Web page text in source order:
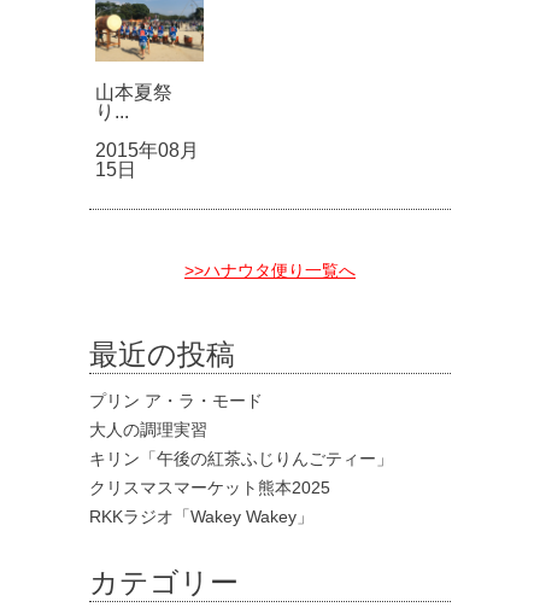
山本夏祭
り...
2015年08月
15日
>>ハナウタ便り一覧へ
最近の投稿
プリン ア・ラ・モード
大人の調理実習
キリン「午後の紅茶ふじりんごティー」
クリスマスマーケット熊本2025
RKKラジオ「Wakey Wakey」
カテゴリー